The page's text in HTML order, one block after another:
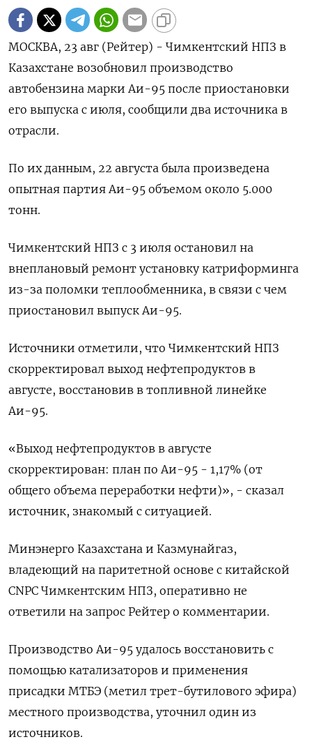
МОСКВА, 23 авг (Рейтер) - Чимкентский НПЗ в
Казахстане возобновил производство
автобензина марки Аи-95 после приостановки
его выпуска с июля, сообщили два источника в
отрасли.
По их данным, 22 августа была произведена
опытная партия Аи-95 объемом около 5.000
тонн.
Чимкентский НПЗ с 3 июля остановил на
внеплановый ремонт установку катриформинга
из-за поломки теплообменника, в связи с чем
приостановил выпуск Аи-95.
Источники отметили, что Чимкентский НПЗ
скорректировал выход нефтепродуктов в
августе, восстановив в топливной линейке
Аи-95.
«Выход нефтепродуктов в августе
скорректирован: план по Аи-95 - 1,17% (от
общего объема переработки нефти)», - сказал
источник, знакомый с ситуацией.
Минэнерго Казахстана и Казмунайгаз,
владеющий на паритетной основе с китайской
CNPС Чимкентским НПЗ, оперативно не
ответили на запрос Рейтер о комментарии.
Производство Аи-95 удалось восстановить с
помощью катализаторов и применения
присадки МТБЭ (метил трет-бутилового эфира)
местного производства, уточнил один из
источников.